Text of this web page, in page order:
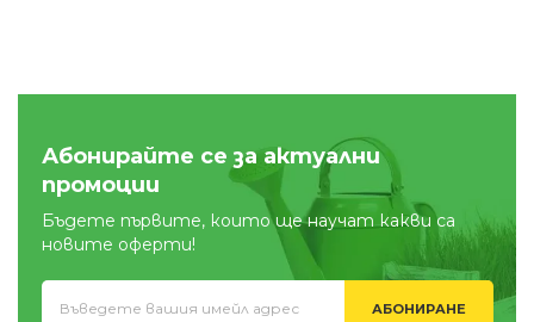
Абонирайте се за актуални
промоции
Бъдете първите, които ще научат какви са
новите оферти!
АБОНИРАНЕ